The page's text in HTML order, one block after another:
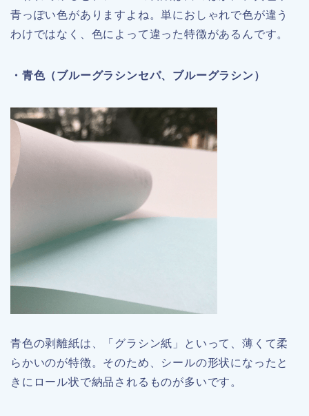
青っぽい色がありますよね。単におしゃれで色が違う
わけではなく、色によって違った特徴があるんです。
・青色（ブルーグラシンセパ、ブルーグラシン）
青色の剥離紙は、「グラシン紙」といって、薄くて柔
らかいのが特徴。そのため、シールの形状になったと
きにロール状で納品されるものが多いです。